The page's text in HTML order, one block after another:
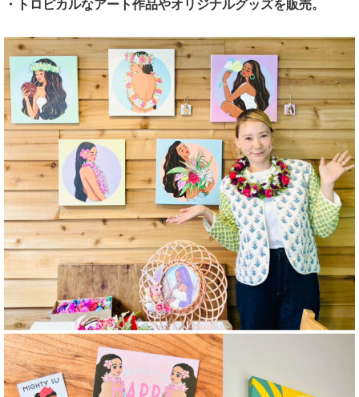
・トロピカルなアート作品やオリジナルグッズを販売。